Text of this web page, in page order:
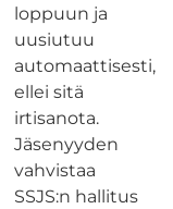
loppuun ja
uusiutuu
automaattisesti,
ellei sitä
irtisanota.
Jäsenyyden
vahvistaa
SSJS:n hallitus